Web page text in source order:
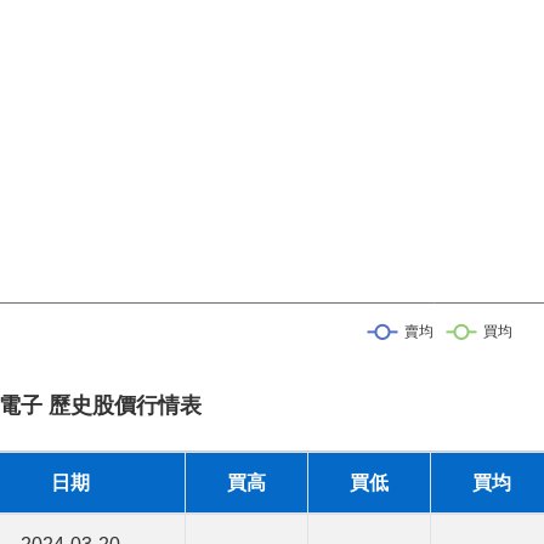
子 歷史股價行情表
日期 買高 買低 買均